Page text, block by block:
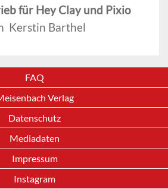
für Hey Clay und Pixio
Kerstin Barthel
FAQ
Verlag
Datenschutz
Mediadaten
Impressum
Instagram